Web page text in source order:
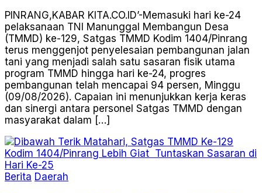
PINRANG,KABAR KITA.CO.ID’-Memasuki hari ke-24
pelaksanaan TNI Manunggal Membangun Desa
(TMMD) ke-129, Satgas TMMD Kodim 1404/Pinrang
terus menggenjot penyelesaian pembangunan jalan
tani yang menjadi salah satu sasaran fisik utama
program TMMD hingga hari ke-24, progres
pembangunan telah mencapai 94 persen, Minggu
(09/08/2026). Capaian ini menunjukkan kerja keras
dan sinergi antara personel Satgas TMMD dengan
masyarakat dalam […]
Berita Daerah